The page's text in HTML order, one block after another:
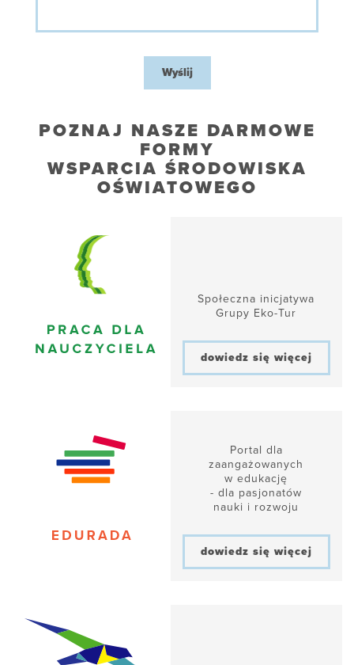
Wyślij
POZNAJ NASZE DARMOWE
FORMY
WSPARCIA ŚRODOWISKA
OŚWIATOWEGO
Społeczna inicjatywa
Grupy Eko-Tur
dowiedz się więcej
Portal dla
zaangażowanych
w edukację
- dla pasjonatów
nauki i rozwoju
dowiedz się więcej